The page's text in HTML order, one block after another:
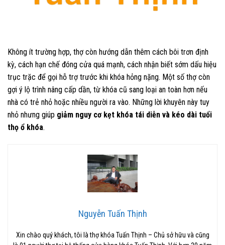
Không ít trường hợp, thợ còn hướng dẫn thêm cách bôi trơn định
kỳ, cách hạn chế đóng cửa quá mạnh, cách nhận biết sớm dấu hiệu
trục trặc để gọi hỗ trợ trước khi khóa hỏng nặng. Một số thợ còn
gợi ý lộ trình nâng cấp dần, từ khóa cũ sang loại an toàn hơn nếu
nhà có trẻ nhỏ hoặc nhiều người ra vào. Những lời khuyên này tuy
nhỏ nhưng giúp giảm nguy cơ kẹt khóa tái diễn và kéo dài tuổi
thọ ổ khóa.
Nguyễn Tuấn Thịnh
Xin chào quý khách, tôi là thợ khóa Tuấn Thịnh – Chủ sở hữu và cũng